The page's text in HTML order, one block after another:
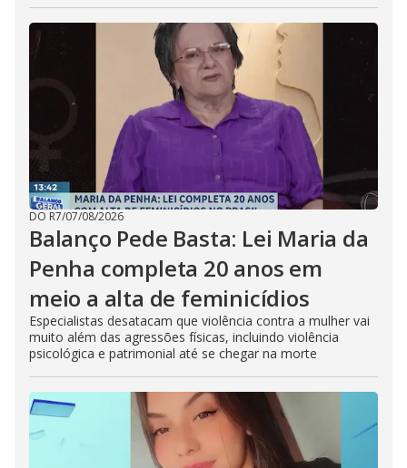
DO R7/07/08/2026
Balanço Pede Basta: Lei Maria da
Penha completa 20 anos em
meio a alta de feminicídios
Especialistas desatacam que violência contra a mulher vai
muito além das agressões físicas, incluindo violência
psicológica e patrimonial até se chegar na morte